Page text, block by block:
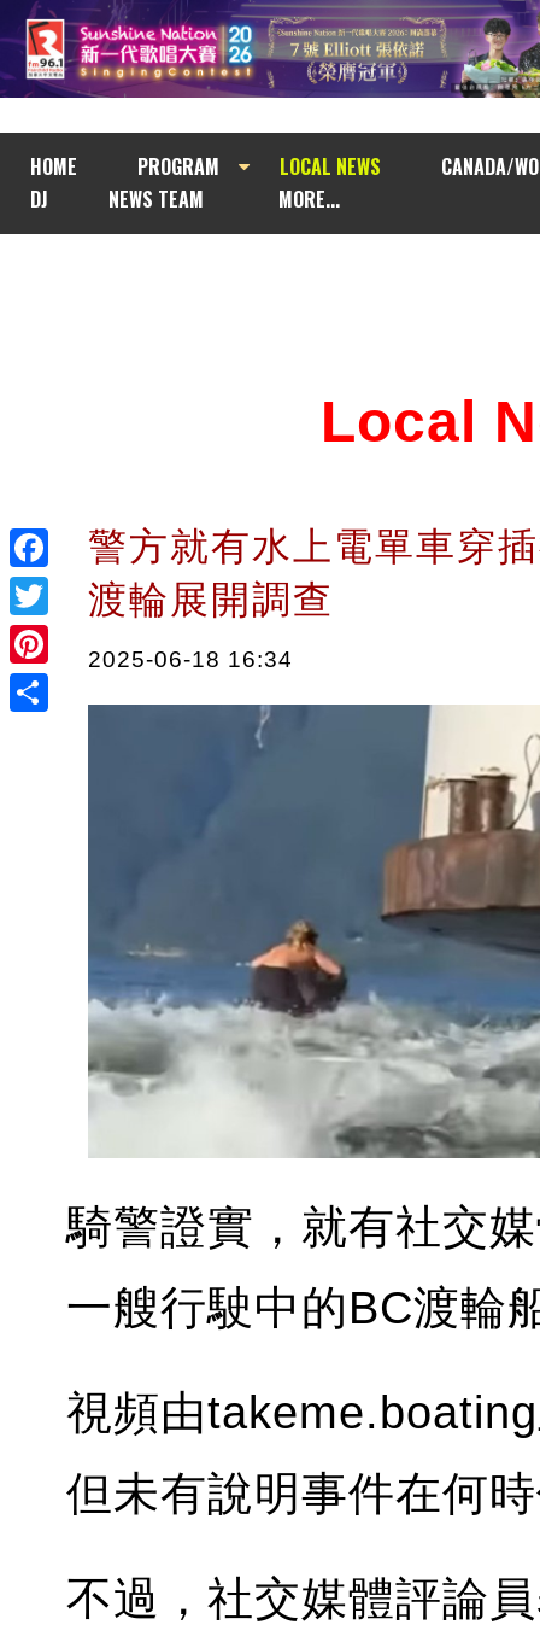
HOME PROGRAM LOCAL NEWS
CANADA/
DJ
NEWS TEAM MORE...
Facebook
Twitter
Pinterest
Local
警方就有水上電單車穿
渡輪展開調查
2025-06-18 16:34
騎警證實，就有社交
一艘行駛中的BC渡輪
視頻由
但未有說明事件在何
不過，社交媒體評論